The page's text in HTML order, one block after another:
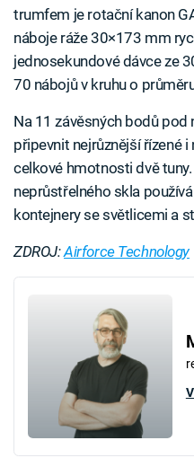
trumfem je rotační kanon
náboje ráže 30×173 mm
jednosekundové dávce ze
70 nábojů v kruhu o
Na 11 závěsných bodů
připevnit nejrůznější řízené
celkové hmotnosti dvě
neprůstřelného skla
kontejnery se světlicemi a
ZDROJ:Airforce Technology